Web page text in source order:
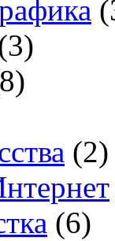
(2)
(6)